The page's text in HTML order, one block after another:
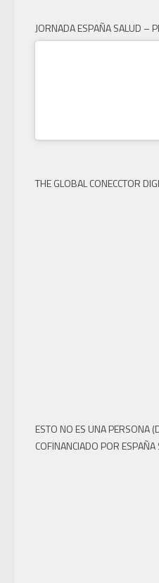
JORNADA ESPAÑA SALUD –
THE GLOBAL CONECCTOR
ESTO NO ES UNA PERSONA
COFINANCIADO POR ESPAÑA